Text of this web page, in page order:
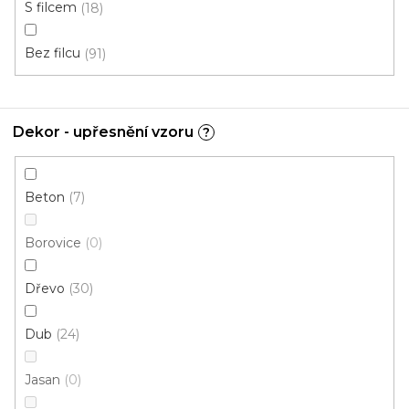
S filcem 18
Bez filcu 91
Dekor - upřesnění vzoru ?
Beton 7
Borovice 0
Dřevo 30
Dub 24
Jasan 0